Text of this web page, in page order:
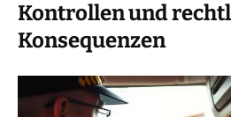
Kontrollen und
Konsequenzen